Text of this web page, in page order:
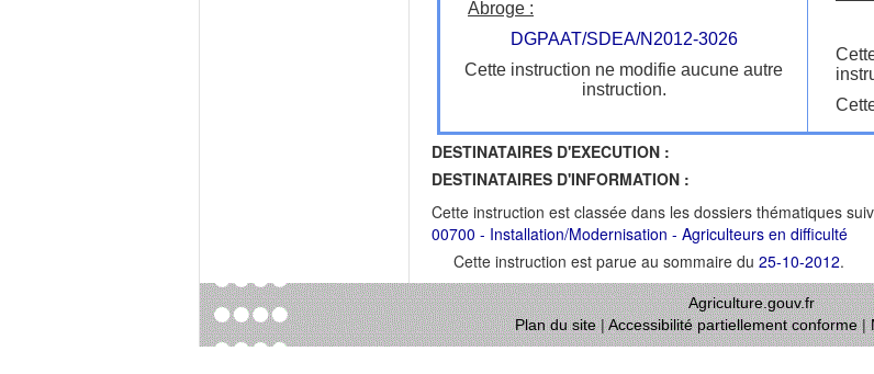
Abroge :
DGPAAT/SDEA/N2012-3026
Cette instruction ne modifie aucune autre
instruction.
DESTINATAIRES D'EXECUTION :
DESTINATAIRES D'INFORMATION :
Cette instruction est classée dans les dossiers thématiques
00700 - Installation/Modernisation - Agriculteurs en difficulté
Cette instruction est parue au sommaire du 25-10-2012.
Agriculture.gouv.fr
Plan du site|Accessibilité partiellement conforme|